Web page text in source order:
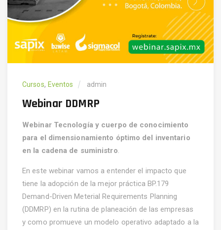
Cursos, Eventos admin
Webinar DDMRP
Webinar Tecnología y cuerpo de conocimiento
para el dimensionamiento óptimo del inventario
en la cadena de suministro.
En este webinar vamos a entender el impacto que
tiene la adopción de la mejor práctica BP.179
Demand-Driven Meterial Requirements Planning
(DDMRP) en la rutina de planeación de las empresas
y como promueve un modelo operativo adaptado a la